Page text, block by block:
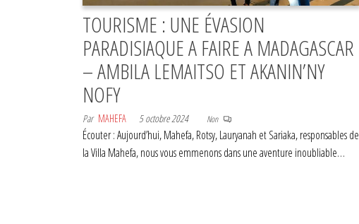
TOURISME : UNE ÉVASION
PARADISIAQUE A FAIRE A MADAGASCAR
– AMBILA LEMAITSO ET AKANIN’NY
NOFY
Par MAHEFA 5 octobre 2024 Non
Écouter : Aujourd’hui, Mahefa, Rotsy, Lauryanah et Sariaka, responsables de
la Villa Mahefa, nous vous emmenons dans une aventure inoubliable…